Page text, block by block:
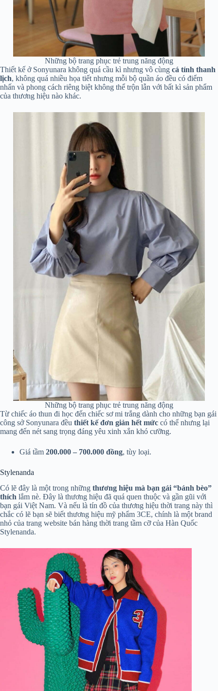
Những bộ trang phục trẻ trung năng động
Thiết kế ở Sonyunara không quá cầu kì nhưng vô cùng cá tính thanh
lịch, không quá nhiều họa tiết nhưng mỗi bộ quần áo đều có điểm
nhấn và phong cách riêng biệt không thể trộn lẫn với bất kì sản phẩm
của thương hiệu nào khác.
Những bộ trang phục trẻ trung năng động
Từ chiếc áo thun đi học đến chiếc sơ mi trắng dành cho những bạn gái
công sở Sonyunara đều thiết kế đơn giản hết mức có thể nhưng lại
mang đến nét sang trọng đáng yêu xinh xắn khó cưỡng.
Giá tầm 200.000 – 700.000 đồng, tùy loại.
Stylenanda
Có lẽ đây là một trong những thương hiệu mà bạn gái “bánh bèo”
thích lắm nè. Đây là thương hiệu đã quá quen thuộc và gần gũi với
bạn gái Việt Nam. Và nếu là tín đồ của thương hiệu thời trang này thì
chắc có lẽ bạn sẽ biết thương hiệu mỹ phẩm 3CE, chính là một brand
nhỏ của trang website bán hàng thời trang tầm cỡ của Hàn Quốc
Stylenanda.